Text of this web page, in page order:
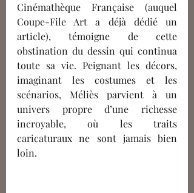
Cinémathèque Française (auquel
Coupe-File Art a déjà dédié un
article), témoigne de cette
obstination du dessin qui continua
toute sa vie. Peignant les décors,
imaginant les costumes et les
scénarios, Méliès parvient à un
univers propre d’une richesse
incroyable, où les traits
caricaturaux ne sont jamais bien
loin.